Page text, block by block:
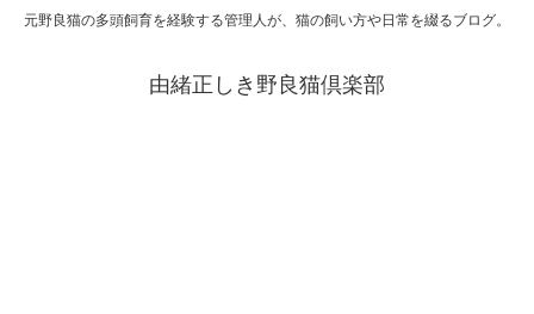
元野良猫の多頭飼育を経験する管理人が、猫の飼い方や日常を綴るブログ。
由緒正しき野良猫倶楽部